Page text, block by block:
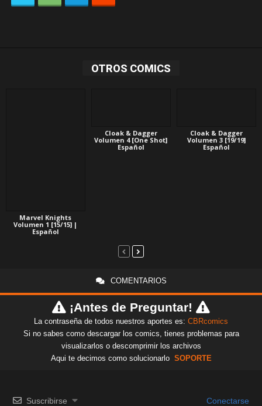
OTROS COMICS
Marvel Knights
Volumen 1 [15/15] |
Español
Cloak & Dagger
Volumen 4 [One Shot]
Español
Cloak & Dagger
Volumen 3 [19/19]
Español
COMENTARIOS
¡Antes de Preguntar!
La contraseña de todos nuestros aportes es: CBRcomics
Si no sabes como descargar los comics, tienes problemas para
visualizarlos o descomprimir los archivos
Aqui te decimos como solucionarlo SOPORTE
Suscribirse Conectarse